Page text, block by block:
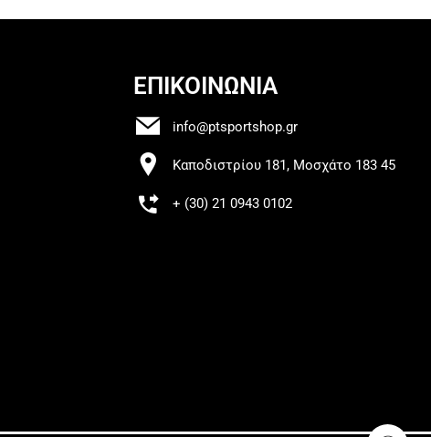
ΕΠΙΚΟΙΝΩΝΙΑ
info@ptsportshop.gr
Καποδιστρίου 181, Μοσχάτο 183 45
+ (30) 21 0943 0102